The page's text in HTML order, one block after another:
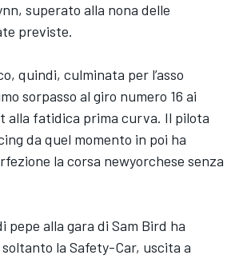
superato alla nona delle
previste.
quindi, culminata per l’asso
sorpasso al giro numero 16 ai
alla fatidica prima curva. Il pilota
da quel momento in poi ha
la corsa newyorchese senza
pepe alla gara di Sam Bird ha
la Safety-Car, uscita a